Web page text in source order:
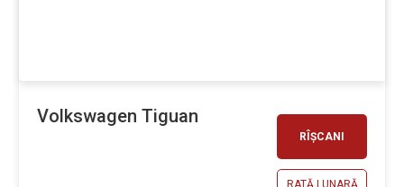
RÎȘCANI
RATĂ LUNARĂ
Volkswagen Tiguan